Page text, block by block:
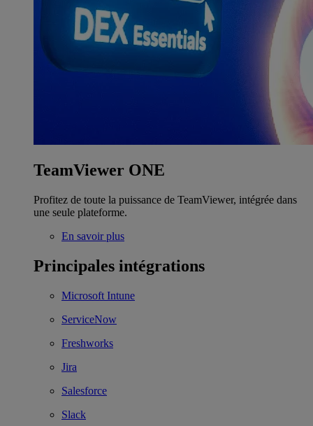
TeamViewer ONE
Profitez de toute la puissance de TeamViewer, intégrée dans
une seule plateforme.
En savoir plus
Principales intégrations
Microsoft Intune
ServiceNow
Freshworks
Jira
Salesforce
Slack